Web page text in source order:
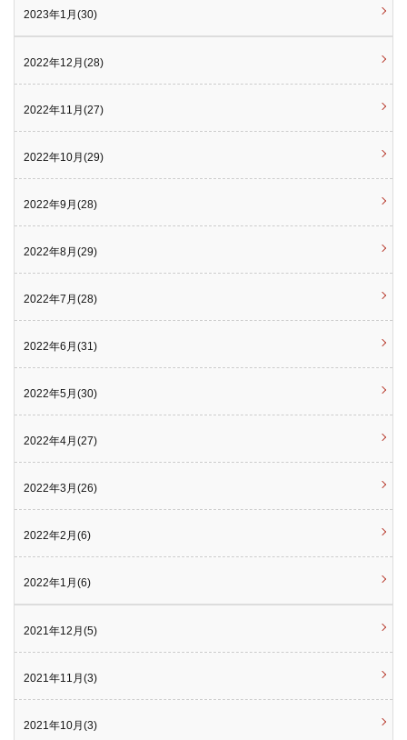
2023年1月(30)
2022年12月(28)
2022年11月(27)
2022年10月(29)
2022年9月(28)
2022年8月(29)
2022年7月(28)
2022年6月(31)
2022年5月(30)
2022年4月(27)
2022年3月(26)
2022年2月(6)
2022年1月(6)
2021年12月(5)
2021年11月(3)
2021年10月(3)